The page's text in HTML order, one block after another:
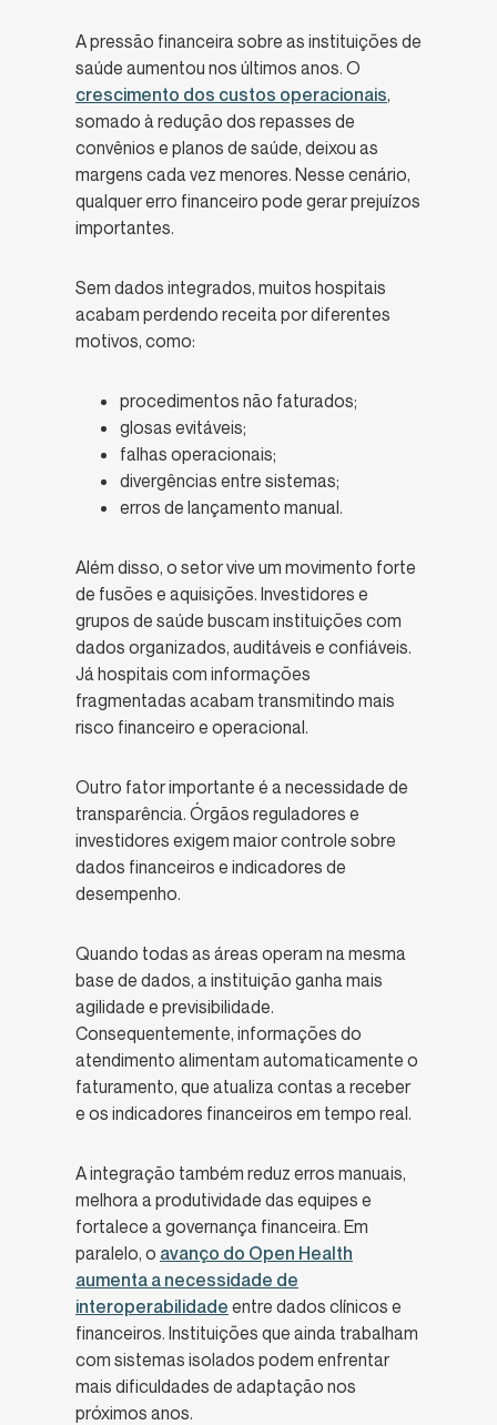
A pressão financeira sobre as instituições de
saúde aumentou nos últimos anos. O
crescimento dos custos operacionais,
somado à redução dos repasses de
convênios e planos de saúde, deixou as
margens cada vez menores. Nesse cenário,
qualquer erro financeiro pode gerar prejuízos
importantes.
Sem dados integrados, muitos hospitais
acabam perdendo receita por diferentes
motivos, como:
procedimentos não faturados;
glosas evitáveis;
falhas operacionais;
divergências entre sistemas;
erros de lançamento manual.
Além disso, o setor vive um movimento forte
de fusões e aquisições. Investidores e
grupos de saúde buscam instituições com
dados organizados, auditáveis e confiáveis.
Já hospitais com informações
fragmentadas acabam transmitindo mais
risco financeiro e operacional.
Outro fator importante é a necessidade de
transparência. Órgãos reguladores e
investidores exigem maior controle sobre
dados financeiros e indicadores de
desempenho.
Quando todas as áreas operam na mesma
base de dados, a instituição ganha mais
agilidade e previsibilidade.
Consequentemente, informações do
atendimento alimentam automaticamente o
faturamento, que atualiza contas a receber
e os indicadores financeiros em tempo real.
A integração também reduz erros manuais,
melhora a produtividade das equipes e
fortalece a governança financeira. Em
paralelo, o avanço do Open Health
aumenta a necessidade de
interoperabilidade entre dados clínicos e
financeiros. Instituições que ainda trabalham
com sistemas isolados podem enfrentar
mais dificuldades de adaptação nos
próximos anos.